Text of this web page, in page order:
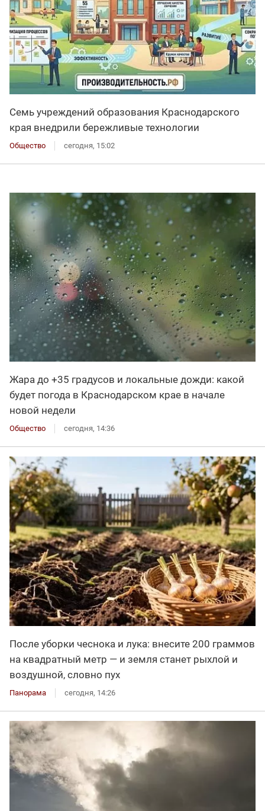
Семь учреждений образования Краснодарского
края внедрили бережливые технологии
Общество сегодня, 15:02
Жара до +35 градусов и локальные дожди: какой
будет погода в Краснодарском крае в начале
новой недели
Общество сегодня, 14:36
После уборки чеснока и лука: внесите 200 граммов
на квадратный метр — и земля станет рыхлой и
воздушной, словно пух
Панорама сегодня, 14:26